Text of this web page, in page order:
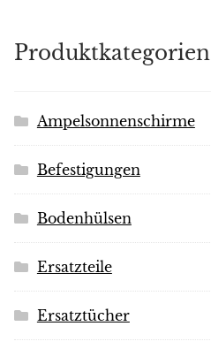
Produktkategorien
Ampelsonnenschirme
Befestigungen
Bodenhülsen
Ersatzteile
Ersatztücher